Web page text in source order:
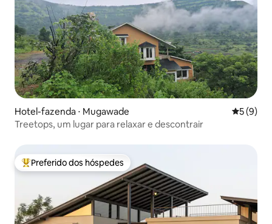
Hotel-fazenda ⋅ Mugawade 5 de
5 (9)
Treetops, um lugar para relaxar e descontrair
Entre os melhores preferidos dos hóspedes
Preferido dos hóspedes